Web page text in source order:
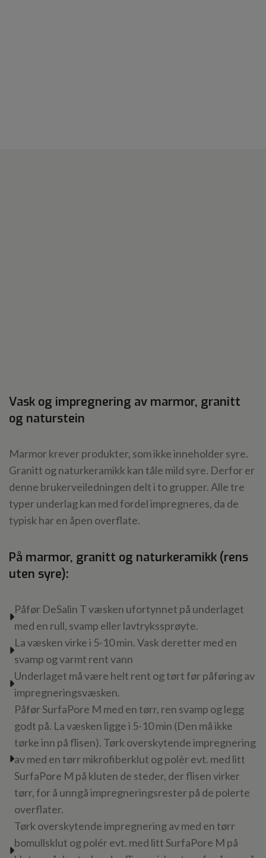
Vask og impregnering av marmor, granitt
og naturstein
Marmor krever produkter, som ikke inneholder syre.
Granitt og naturkeramikk kan tåle mild syre. Derfor er
denne brukerveiledningen delt i to grupper. Alle tre
typer underlag kan med fordel impregneres, da de
typisk har en åpen overflate.
På marmor, granitt og naturkeramikk (rens
uten syre):
Påfør DeSalin T væsken ufortynnet på underlaget
med en rull, svamp eller lavtrykssprøyte.
La væsken virke i 5-10 min. Vask deretter med en
svamp og varmt rent vann
Underlaget må være helt rent og tørt før påføring av
impregneringsvæsken.
Påfør SurfaPore M med en tørr, ren svamp og legg
godt på. La væsken ligge i 5-10 min (Den må ikke
tørke inn på flisen). Tørk overskytende impregnering
av med en tørr mikrofiberklut og polèr evt. med litt
SurfaPore M på kluten de steder, der flisen virker
tørr, for å unngå impregneringsrester på de polerte
overflater.
Tørk overskytende impregnering av med en tørr
bomullsklut og polér evt. med litt SurfaPore M på